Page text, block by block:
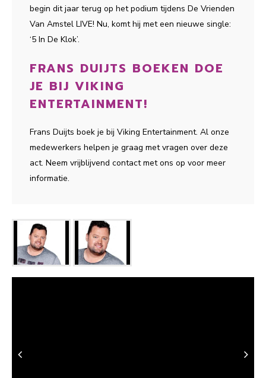
begin dit jaar terug op het podium tijdens De Vrienden
Van Amstel LIVE! Nu, komt hij met een nieuwe single:
‘5 In De Klok’.
FRANS DUIJTS BOEKEN DOE
JE BIJ VIKING
ENTERTAINMENT!
Frans Duijts boek je bij Viking Entertainment. Al onze
medewerkers helpen je graag met vragen over deze
act. Neem vrijblijvend contact met ons op voor meer
informatie.